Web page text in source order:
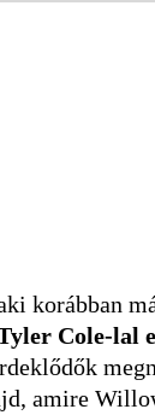
korábban
Cole-lal
amire